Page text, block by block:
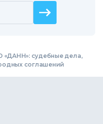
«ДАНН»: судебные дела,
соглашений